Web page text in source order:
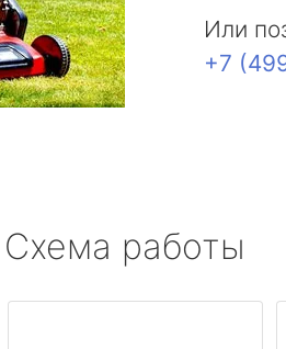
Или
+7
Схема работы